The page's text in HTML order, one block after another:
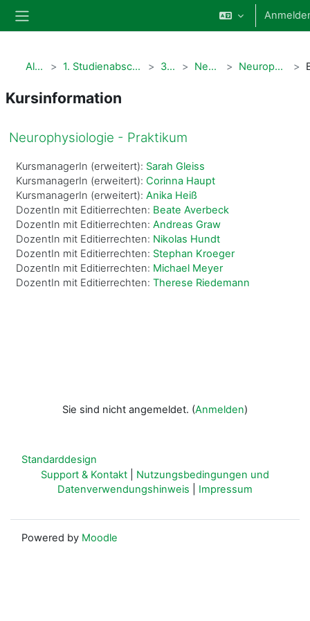
Website-Übersicht
Alle Kurse 1. Studienabschnitt Human- und Zahnmedizin 3. Semester Neurophysiologie Neurophysiologie - Praktikum
Kursinformation
Neurophysiologie - Praktikum
KursmanagerIn (erweitert): Sarah Gleiss
KursmanagerIn (erweitert): Corinna Haupt
KursmanagerIn (erweitert): Anika Heiß
DozentIn mit Editierrechten: Beate Averbeck
DozentIn mit Editierrechten: Andreas Graw
DozentIn mit Editierrechten: Nikolas Hundt
DozentIn mit Editierrechten: Stephan Kroeger
DozentIn mit Editierrechten: Michael Meyer
DozentIn mit Editierrechten: Therese Riedemann
Sie sind nicht angemeldet. (Anmelden)
Standarddesign
Support & Kontakt
Nutzungsbedingungen und
Datenverwendungshinweis
Impressum
Powered by Moodle